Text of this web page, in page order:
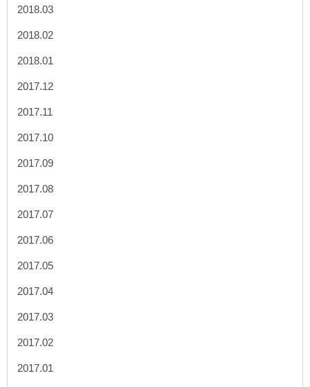
2018.03
2018.02
2018.01
2017.12
2017.11
2017.10
2017.09
2017.08
2017.07
2017.06
2017.05
2017.04
2017.03
2017.02
2017.01